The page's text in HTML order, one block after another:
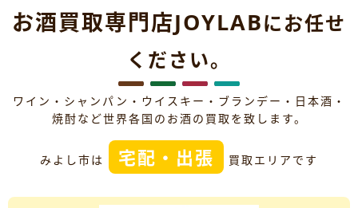
お酒買取専門店JOYLABにお任せ
ください。
ワイン・シャンパン・ウイスキー・ブランデー・日本酒・
焼酎など世界各国のお酒の買取を致します。
みよし市は 宅配・出張 買取エリアです